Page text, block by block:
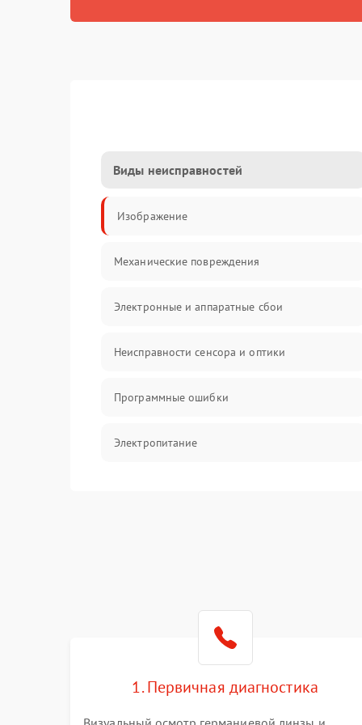
Виды неисправностей
Изображение
Механические повреждения
Электронные и аппаратные сбои
Неисправности сенсора и оптики
Программные ошибки
Электропитание
Температурные проблемы
Сбои коммуникаций и интерфейсов
1. Первичная диагностика